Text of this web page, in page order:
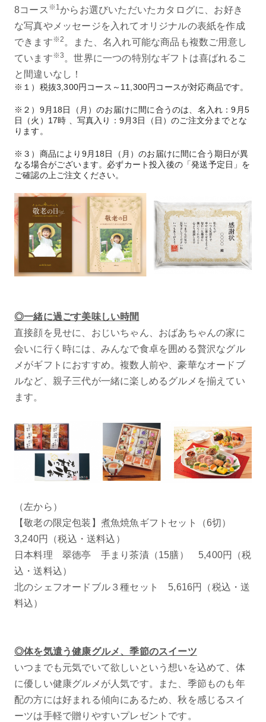
8コース ※1からお選びいただいたカタログに、お好き
な写真やメッセージを入れてオリジナルの表紙を作成
できます※2。また、名入れ可能な商品も複数ご用意し
ています※3。世界に一つの特別なギフトは喜ばれるこ
と間違いなし！
※１）税抜3,300円コース～11,300円コースが対応商品です。
※２）9月18日（月）のお届けに間に合うのは、名入れ：9月5
日（火）17時 、写真入り：9月3日（日）のご注文分までとな
ります。
※３）商品により9月18日（月）のお届けに間に合う期日が異
なる場合がございます。必ずカート投入後の「発送予定日」を
ご確認の上ご注文ください。
◎一緒に過ごす美味しい時間
直接顔を見せに、おじいちゃん、おばあちゃんの家に
会いに行く時には、みんなで食卓を囲める贅沢なグル
メがギフトにおすすめ。複数人前や、豪華なオードブ
ルなど、親子三代が一緒に楽しめるグルメを揃えてい
ます。
（左から）
【敬老の限定包装】煮魚焼魚ギフトセット（6切）
3,240円（税込・送料込）
日本料理 翠徳亭 手まり茶漬（15膳） 5,400円（税
込・送料込）
北のシェフオードブル３種セット 5,616円（税込・送
料込）
◎体を気遣う健康グルメ、季節のスイーツ
いつまでも元気でいて欲しいという想いを込めて、体
に優しい健康グルメが人気です。また、季節ものも年
配の方には好まれる傾向にあるため、秋を感じるスイ
ーツは手軽で贈りやすいプレゼントです。